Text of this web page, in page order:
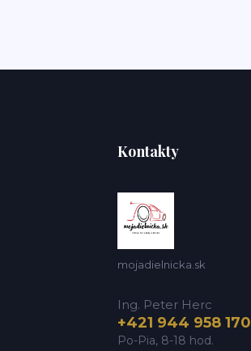
Kontakty
mojadielnicka.sk
Ing. Peter Herc
+421 944 958 170
Po-Pia, 8-18 hod.